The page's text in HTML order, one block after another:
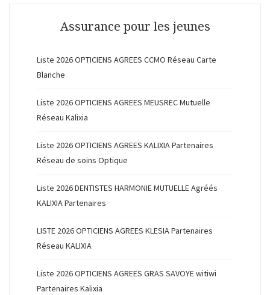
Assurance pour les jeunes
Liste 2026 OPTICIENS AGREES CCMO Réseau Carte
Blanche
Liste 2026 OPTICIENS AGREES MEUSREC Mutuelle
Réseau Kalixia
Liste 2026 OPTICIENS AGREES KALIXIA Partenaires
Réseau de soins Optique
Liste 2026 DENTISTES HARMONIE MUTUELLE Agréés
KALIXIA Partenaires
LISTE 2026 OPTICIENS AGREES KLESIA Partenaires
Réseau KALIXIA
Liste 2026 OPTICIENS AGREES GRAS SAVOYE witiwi
Partenaires Kalixia